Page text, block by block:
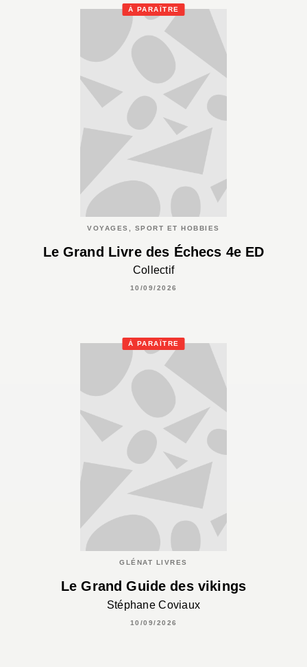
À PARAÎTRE
VOYAGES, SPORT ET HOBBIES
Le Grand Livre des Échecs 4e ED
Collectif
10/09/2026
À PARAÎTRE
GLÉNAT LIVRES
Le Grand Guide des vikings
Stéphane Coviaux
10/09/2026